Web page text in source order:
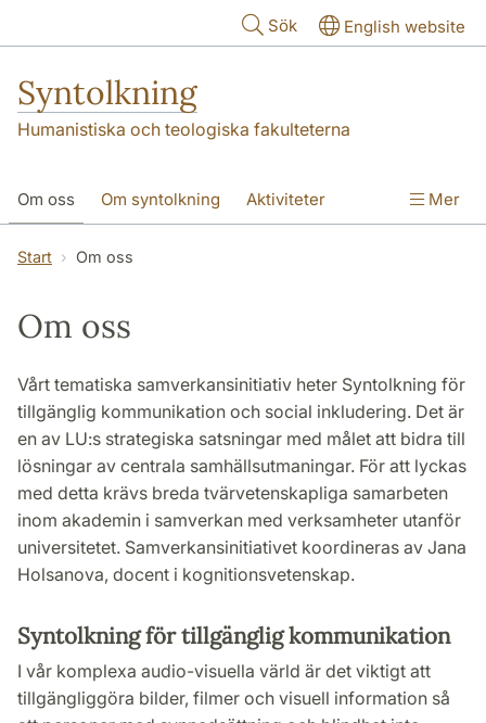
Sök English website
Syntolkning
Humanistiska och teologiska fakulteterna
Om oss Om syntolkning Aktiviteter
Forskningsprojekt
Mer
Start Om oss
Om oss
Vårt tematiska samverkansinitiativ heter Syntolkning för
tillgänglig kommunikation och social inkludering. Det är
en av LU:s strategiska satsningar med målet att bidra till
lösningar av centrala samhällsutmaningar. För att lyckas
med detta krävs breda tvärvetenskapliga samarbeten
inom akademin i samverkan med verksamheter utanför
universitetet. Samverkansinitiativet koordineras av Jana
Holsanova, docent i kognitionsvetenskap.
Syntolkning för tillgänglig kommunikation
I vår komplexa audio-visuella värld är det viktigt att
tillgängliggöra bilder, filmer och visuell information så